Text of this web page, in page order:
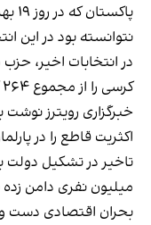
نتوانسته بود در این
کرسی را از مجموع ۲۶۴ کرسی پارلمان پاکستان کسب کردند.
خبرگزاری رویترز نوشت
اکثریت قاطع را در
میلیون نفری دامن
بحران اقتصادی دست